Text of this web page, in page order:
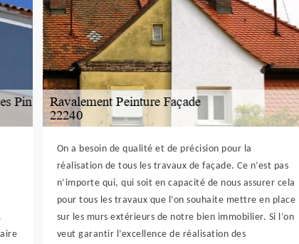
On a besoin de qualité et de précision pour la
réalisation de tous les travaux de façade. Ce n’est pas
n’importe qui, qui soit en capacité de nous assurer cela
pour tous les travaux que l’on souhaite mettre en place
sur les murs extérieurs de notre bien immobilier. Si l’on
veut garantir l’excellence de réalisation des